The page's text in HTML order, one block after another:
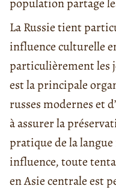
population partage
La Russie tient
influence culturelle
particulièrement les
est la principale
russes modernes et
à assurer la
pratique de la
influence, toute
en Asie centrale est